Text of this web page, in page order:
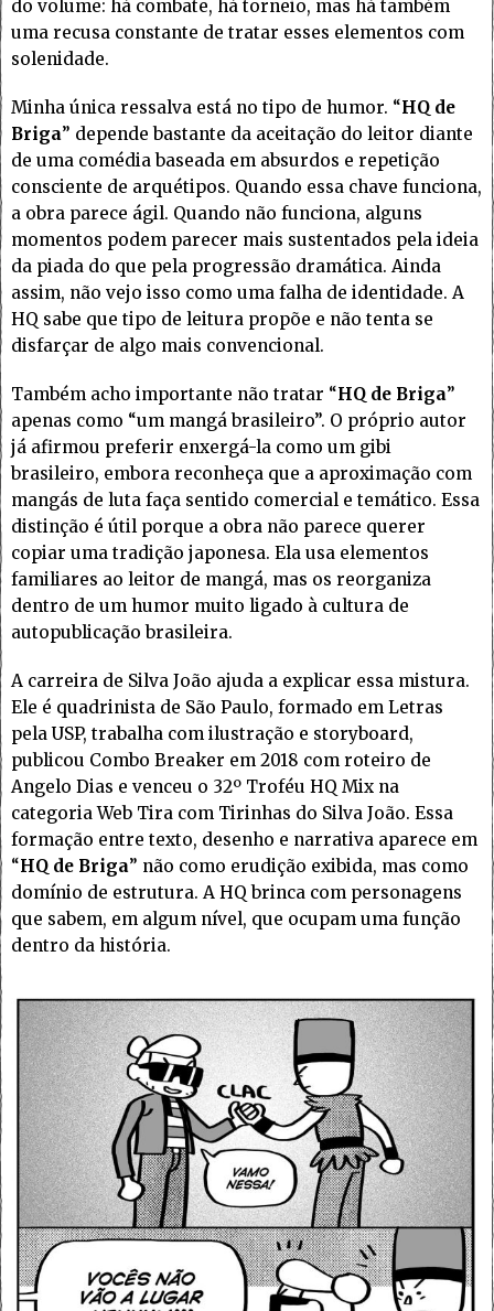
do volume: há combate, há torneio, mas há também
uma recusa constante de tratar esses elementos com
solenidade.
Minha única ressalva está no tipo de humor. “HQ de
Briga” depende bastante da aceitação do leitor diante
de uma comédia baseada em absurdos e repetição
consciente de arquétipos. Quando essa chave funciona,
a obra parece ágil. Quando não funciona, alguns
momentos podem parecer mais sustentados pela ideia
da piada do que pela progressão dramática. Ainda
assim, não vejo isso como uma falha de identidade. A
HQ sabe que tipo de leitura propõe e não tenta se
disfarçar de algo mais convencional.
Também acho importante não tratar “HQ de Briga”
apenas como “um mangá brasileiro”. O próprio autor
já afirmou preferir enxergá-la como um gibi
brasileiro, embora reconheça que a aproximação com
mangás de luta faça sentido comercial e temático. Essa
distinção é útil porque a obra não parece querer
copiar uma tradição japonesa. Ela usa elementos
familiares ao leitor de mangá, mas os reorganiza
dentro de um humor muito ligado à cultura de
autopublicação brasileira.
A carreira de Silva João ajuda a explicar essa mistura.
Ele é quadrinista de São Paulo, formado em Letras
pela USP, trabalha com ilustração e storyboard,
publicou Combo Breaker em 2018 com roteiro de
Angelo Dias e venceu o 32º Troféu HQ Mix na
categoria Web Tira com Tirinhas do Silva João. Essa
formação entre texto, desenho e narrativa aparece em
“HQ de Briga” não como erudição exibida, mas como
domínio de estrutura. A HQ brinca com personagens
que sabem, em algum nível, que ocupam uma função
dentro da história.